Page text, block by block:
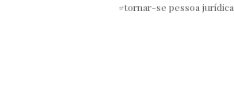
tornar-se pessoa jurídica